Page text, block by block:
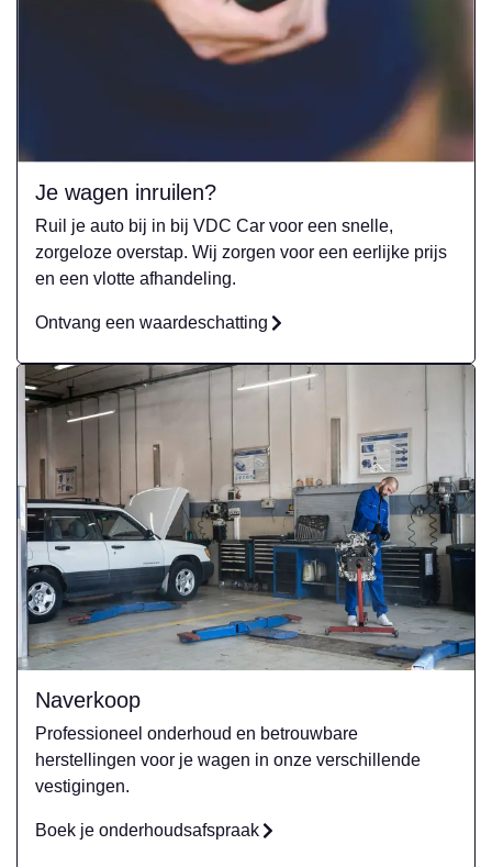
Je wagen inruilen?
Ruil je auto bij in bij VDC Car voor een snelle,
zorgeloze overstap. Wij zorgen voor een eerlijke prijs
en een vlotte afhandeling.
Ontvang een waardeschatting
Naverkoop
Professioneel onderhoud en betrouwbare
herstellingen voor je wagen in onze verschillende
vestigingen.
Boek je onderhoudsafspraak